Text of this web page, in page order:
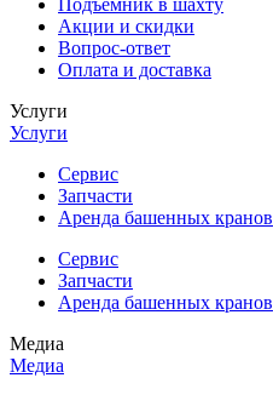
Подъемник в шахту
Акции и скидки
Вопрос-ответ
Оплата и доставка
Услуги
Услуги
Сервис
Запчасти
Аренда башенных кранов
Сервис
Запчасти
Аренда башенных кранов
Медиа
Медиа